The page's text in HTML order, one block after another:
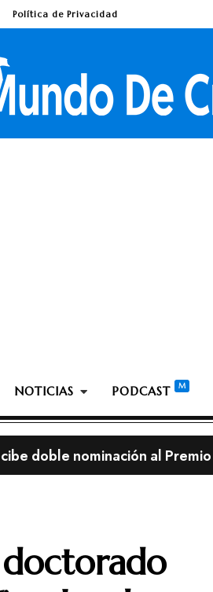
Política de Privacidad
NOTICIAS PODCAST
doble nominación al
Lionel Messi en una iglesia
pecado ante Dios dejarse
con el álbum «This is Not a